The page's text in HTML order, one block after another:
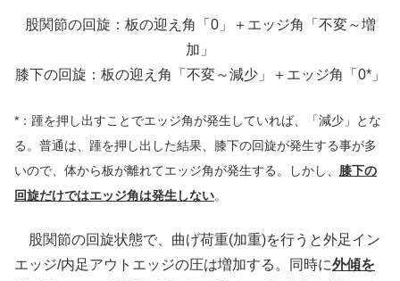
股関節の回旋：板の迎え角「0」＋エッジ角「不変～増
加」
膝下の回旋：板の迎え角「不変～減少」＋エッジ角「0*」
*：踵を押し出すことでエッジ角が発生していれば、「減少」とな
る。普通は、踵を押し出した結果、膝下の回旋が発生する事が多
いので、体から板が離れてエッジ角が発生する。しかし、 膝下の
回旋だけではエッジ角は発生しない。
股関節の回旋状態で、曲げ荷重(加重)を行うと外足イン
エッジ/内足アウトエッジの圧は増加する。同時に外傾を